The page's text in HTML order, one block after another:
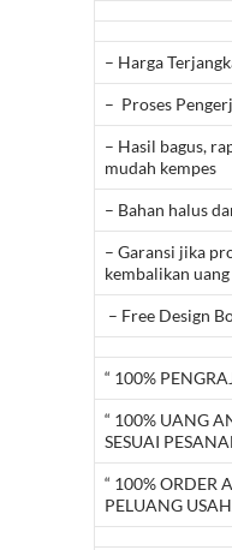
– Harga
– Proses
– Hasil bagus,
mudah kempes
– Bahan halus
– Garansi jika
kembalikan
– Free Design
“ 100%
“ 100% UANG
SESUAI
“ 100% ORDER
PELUANG